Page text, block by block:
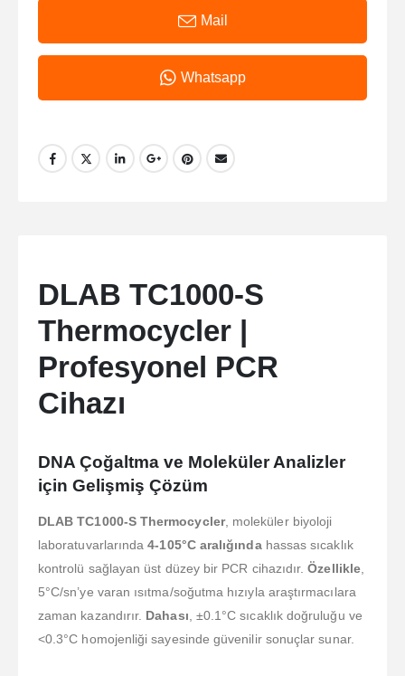
Mail
Whatsapp
DLAB TC1000-S
Thermocycler |
Profesyonel PCR
Cihazı
DNA Çoğaltma ve Moleküler Analizler
için Gelişmiş Çözüm
DLAB TC1000-S Thermocycler, moleküler biyoloji
laboratuvarlarında4-105°C aralığındahassas sıcaklık
kontrolü sağlayan üst düzey bir PCR cihazıdır.Özellikle,
5°C/sn’ye varan ısıtma/soğutma hızıyla araştırmacılara
zaman kazandırır. Dahası, ±0.1°C sıcaklık doğruluğu ve
<0.3°C homojenliği sayesinde güvenilir sonuçlar sunar.